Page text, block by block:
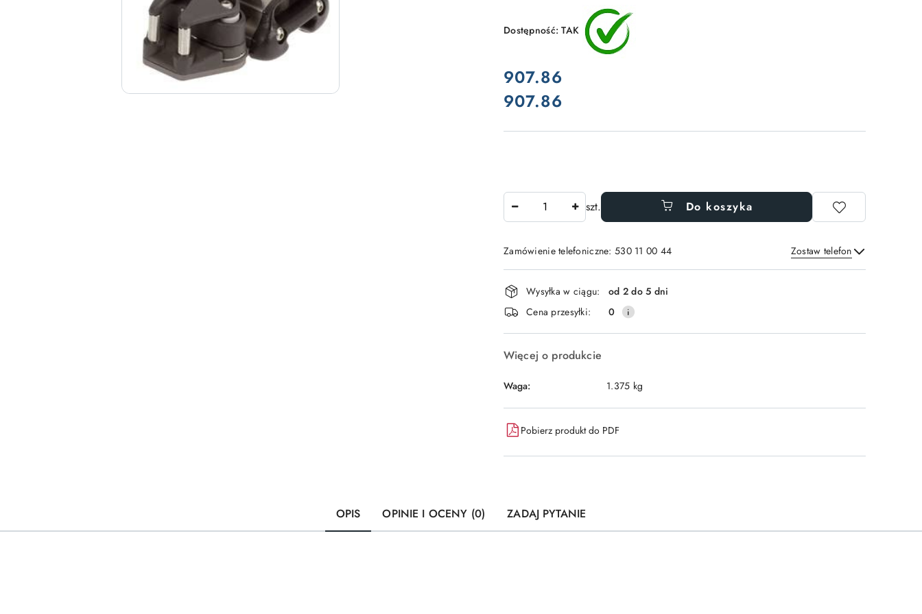
Dostępność:TAK
cena:
907.86
Cena:
907.86
szt. Do koszyka
Zamówienie telefoniczne: 530 11 00 44 Zostaw telefon
Wyślij
Dostępność
i
dostawa
Wysyłka w ciągu:
od 2 do 5 dni
Cena przesyłki:
0
Więcej o produkcie
Waga: 1.375 kg
Pobierz produkt do PDF
OPIS OPINIE I OCENY (0) ZADAJ PYTANIE